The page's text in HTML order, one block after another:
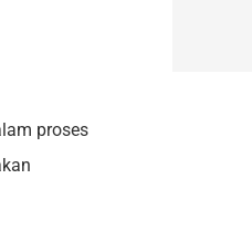
proses